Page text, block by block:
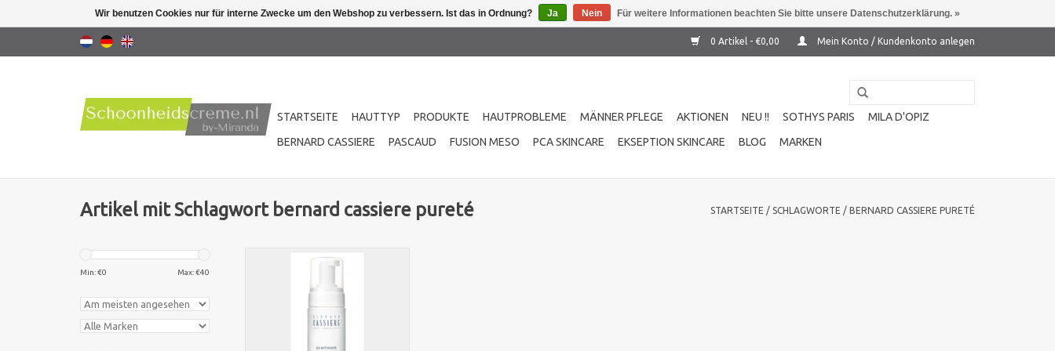
0 Artikel - €0,00 Mein Konto / Kundenkonto anlegen
STARTSEITE HAUTTYP PRODUKTE HAUTPROBLEME MÄNNER PFLEGE AKTIONEN NEU !! SOTHYS PARIS
MILA D'OPIZ
BERNARD CASSIERE
PASCAUD FUSION MESO PCA SKINCARE EKSEPTION SKINCARE BLOG MARKEN
Artikel mit Schlagwort bernard cassiere pureté STARTSEITE / SCHLAGWORTE / BERNARD CASSIERE PURETÉ
Min: €0 Max: €40
Bernard cassière les nettoyants
Haut.Dieser feine und zarte
Ebenen, um Ihre Haut täglich zu
Wir benutzen Cookies nur für interne Zwecke um den Webshop zu verbessern. Ist das in Ordnung? Ja Nein Für weitere Informationen beachten Sie bitte unsere Datenschutzerklärung. »